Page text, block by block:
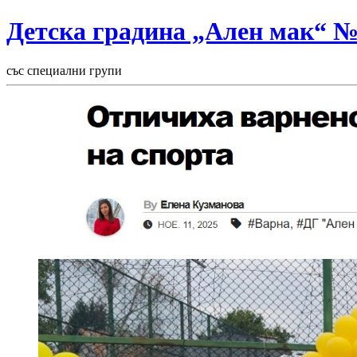
Детска градина „Ален мак“
със специални групи